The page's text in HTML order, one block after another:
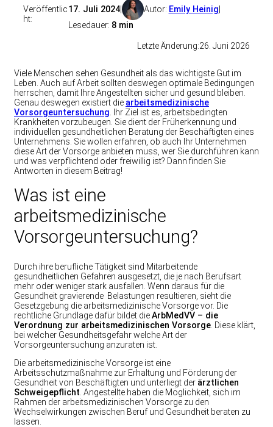
Veröffentlic
ht:
17. Juli 2024| Autor: Emily Heinig
Lesedauer: 8 min
Letzte Änderung:26. Juni 2026
Viele Menschen sehen Gesundheit als das wichtigste Gut im
Leben. Auch auf Arbeit sollten deswegen optimale Bedingungen
herrschen, damit Ihre Angestellten sicher und gesund bleiben.
Genau deswegen existiert die arbeitsmedizinische
Vorsorgeuntersuchung . Ihr Ziel ist es, arbeitsbedingten
Krankheiten vorzubeugen. Sie dient der Früherkennung und
individuellen gesundheitlichen Beratung der Beschäftigten eines
Unternehmens. Sie wollen erfahren, ob auch Ihr Unternehmen
diese Art der Vorsorge anbieten muss, wer Sie durchführen kann
und was verpflichtend oder freiwillig ist? Dann finden Sie
Antworten in diesem Beitrag!
Was ist eine
arbeitsmedizinische
Vorsorgeuntersuchung?
Durch ihre berufliche Tätigkeit sind Mitarbeitende
gesundheitlichen Gefahren ausgesetzt, die je nach Berufsart
mehr oder weniger stark ausfallen. Wenn daraus für die
Gesundheit gravierende Belastungen resultieren, sieht die
Gesetzgebung die arbeitsmedizinische Vorsorge vor. Die
rechtliche Grundlage dafür bildet dieArbMedVV – die
Verordnung zur arbeitsmedizinischen Vorsorge . Diese klärt,
bei welcher Gesundheitsgefahr welche Art der
Vorsorgeuntersuchung anzuraten ist.
Die arbeitsmedizinische Vorsorge ist eine
Arbeitsschutzmaßnahme zur Erhaltung und Förderung der
Gesundheit von Beschäftigten und unterliegt der ärztlichen
Schweigepflicht . Angestellte haben die Möglichkeit, sich im
Rahmen der arbeitsmedizinischen Vorsorge zu den
Wechselwirkungen zwischen Beruf und Gesundheit beraten zu
lassen.